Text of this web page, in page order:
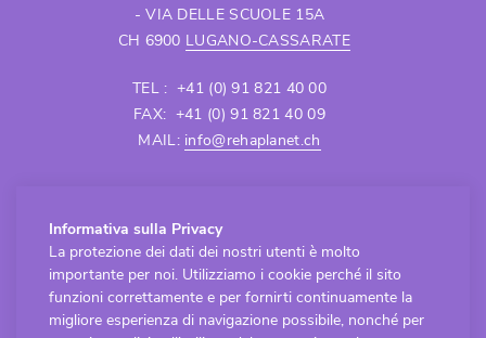
- VIA DELLE SCUOLE 15A
CH 6900 LUGANO-CASSARATE
TEL : +41 (0) 91 821 40 00
FAX: +41 (0) 91 821 40 09
MAIL: info@rehaplanet.ch
Lunedì - Venerdì
8.30 - 12.00 / 13.30 - 18.00
APERTURA SEDE LUGANO-CASSARATE
Lunedì - Venerdì
Informativa sulla Privacy
La protezione dei dati dei nostri utenti è molto
importante per noi. Utilizziamo i cookie perché il sito
funzioni correttamente e per fornirti continuamente la
migliore esperienza di navigazione possibile, nonché per